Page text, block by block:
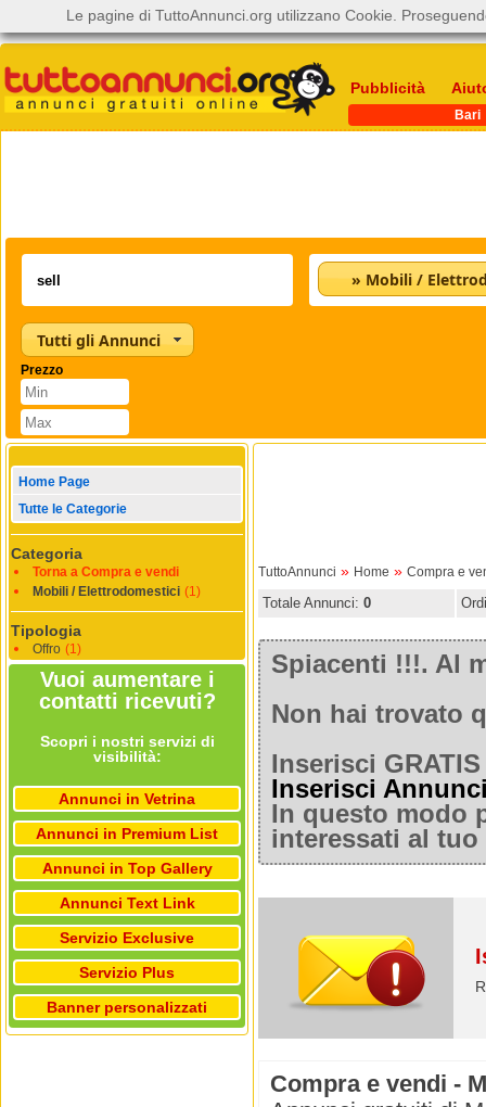
Pubblicità
Bari
Tutti gli Annunci
Prezzo
Home Page
Tutte le Categorie
Categoria
Torna a Compra e vendi
Mobili / Elettrodomestici (1)
Tipologia
Offro (1)
Vuoi aumentare i
contatti ricevuti?
Scopri i nostri servizi di
visibilità:
Annunci in Vetrina
Annunci in Premium List
Annunci in Top Gallery
Annunci Text Link
Servizio Exclusive
Servizio Plus
Banner personalizzati
TuttoAnnunci » Home » Compra e
Totale Annunci: 0
Spiacenti !!!. Al
Non hai trovato
Inserisci
Inserisci
In questo modo
interessati al
Compra e vendi -
Le pagine di TuttoAnnunci.org utilizzano Cookie.